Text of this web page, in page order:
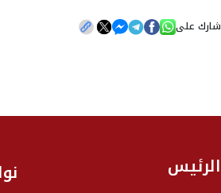
شارك على
الرئيس